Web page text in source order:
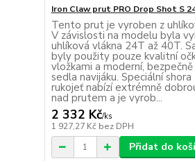
Iron Claw prut PRO Drop Shot S
Tento prut je vyroben z
V závislosti na modelu byla
uhlíková vlákna 24T až 40T.
byly použity pouze kvalitní
vložkami a moderní,
sedla navijáku. Speciální
rukojeť nabízí extrémně
nad prutem a je vyrob...
2 332 Kč/ks
1 927,27 Kč bez DPH
Přidat do